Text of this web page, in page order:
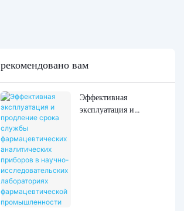
рекомендовано вам
Эффективная
эксплуатация и